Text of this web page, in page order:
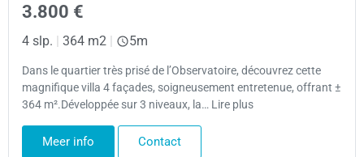
3.800 €
4 slp. | 364 m2 | 5m
Dans le quartier très prisé de l’Observatoire, découvrez cette
magnifique villa 4 façades, soigneusement entretenue, offrant ±
364 m².Développée sur 3 niveaux, la… Lire plus
Meer info Contact